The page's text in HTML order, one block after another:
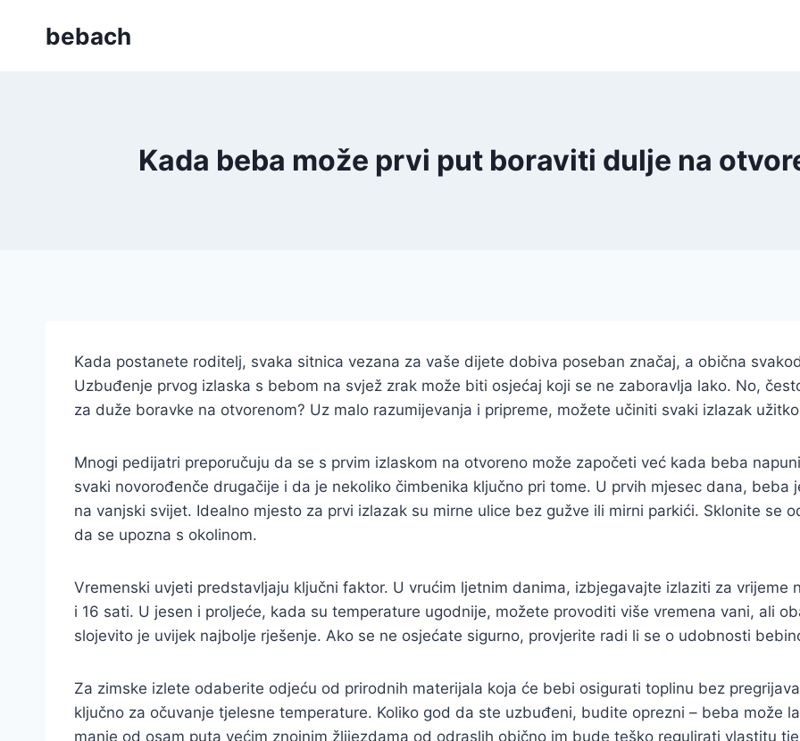
bebach
Kada beba može prvi put boraviti dulje na
Kada postanete roditelj, svaka sitnica vezana za vaše dijete dobiva poseban značaj, a obična
Uzbuđenje prvog izlaska s bebom na svjež zrak može biti osjećaj koji se ne zaboravlja lako. No,
za duže boravke na otvorenom? Uz malo razumijevanja i pripreme, možete učiniti svaki izlazak
Mnogi pedijatri preporučuju da se s prvim izlaskom na otvoreno može započeti već kada beba
svaki novorođenče drugačije i da je nekoliko čimbenika ključno pri tome. U prvih mjesec dana,
na vanjski svijet. Idealno mjesto za prvi izlazak su mirne ulice bez gužve ili mirni parkići. Sklonite se
da se upozna s okolinom.
Vremenski uvjeti predstavljaju ključni faktor. U vrućim ljetnim danima, izbjegavajte izlaziti za vrijeme
i 16 sati. U jesen i proljeće, kada su temperature ugodnije, možete provoditi više vremena vani, ali
slojevito je uvijek najbolje rješenje. Ako se ne osjećate sigurno, provjerite radi li se o udobnosti
Za zimske izlete odaberite odjeću od prirodnih materijala koja će bebi osigurati toplinu bez
ključno za očuvanje tjelesne temperature. Koliko god da ste uzbuđeni, budite oprezni – beba može
manje od osam puta većim znojnim žlijezdama od odraslih obično im bude teško regulirati vlastitu